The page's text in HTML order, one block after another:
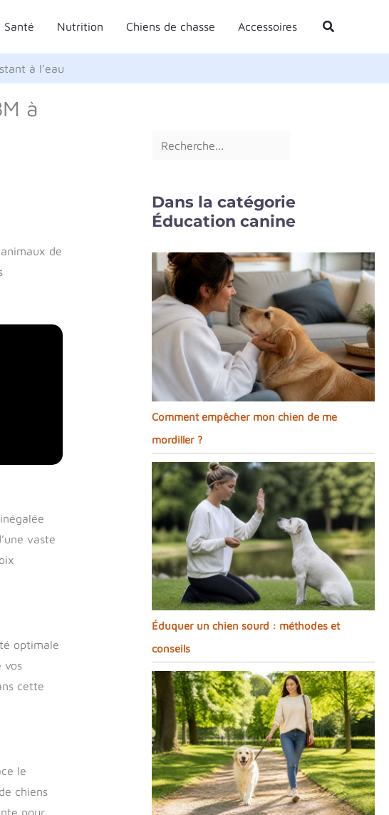
Santé Nutrition Chiens de chasse Accessoires Rechercher
à l’eau
à
de
vaste
optimale
vos
cette
le
chiens
e
c
e
r
Dans la catégorie
Éducation canine
Comment empêcher mon chien de me
mordiller ?
Éduquer un chien sourd : méthodes et
conseils